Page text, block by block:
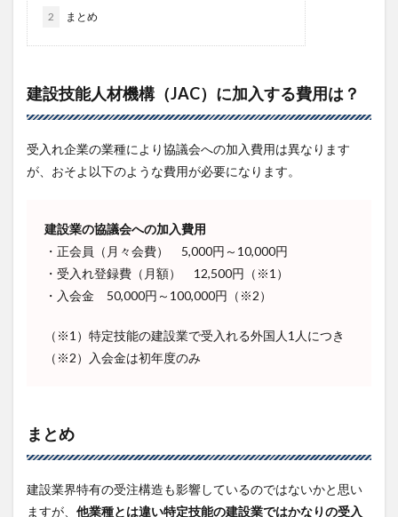
2 まとめ
建設技能人材機構（JAC）に加入する費用は？
受入れ企業の業種により協議会への加入費用は異なります
が、おそよ以下のような費用が必要になります。
建設業の協議会への加入費用
・正会員（月々会費） 5,000円～10,000円
・受入れ登録費（月額） 12,500円（※1）
・入会金 50,000円～100,000円（※2）
（※1）特定技能の建設業で受入れる外国人1人につき
（※2）入会金は初年度のみ
まとめ
建設業界特有の受注構造も影響しているのではないかと思い
ますが、 他業種とは違い特定技能の建設業ではかなりの受入